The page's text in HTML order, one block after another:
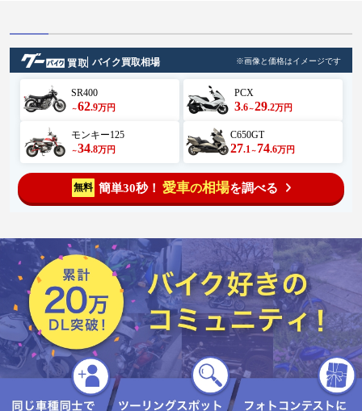
バイク買取相場 ※画像と価格はイメージです
SR400
～62.9万円
PCX
3.6～29.2万円
モンキー125
～34.8万円
C650GT
27.1 ～ 74.6万円
無料 簡単30秒！ 愛車の相場を調べる